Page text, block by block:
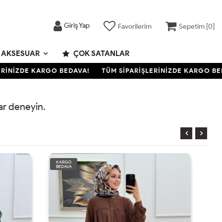
Giriş Yap Favorilerim Sepetim [0]
AKSESUAR ÇOK SATANLAR
KARGO BEDAVA! TÜM SİPARİŞLERİNİZDE KARGO
deneyin.
KARGO
BEDAVA